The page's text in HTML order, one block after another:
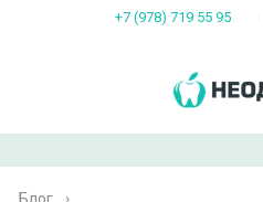
+7 (978) 719 55 95